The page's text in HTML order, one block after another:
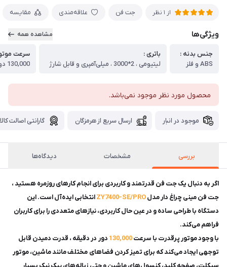
از 1 نظر جت فن علاقه‌مندی مقایسه
ویژگی‌ها مشاهده همه
جنس بدنه :
ABS و فلز
باتری :
لیتیومی ، 2*3000 ، میلی‌آمپری و قابل شارژ
سرعت
130,000 دور در دقیقه
محصول مورد نظر موجود نمی‌باشد.
موجود در انبار ارسال سریع از هرمزگان گارانتی اصالت کالا
بررسی مشخصات دیدگاه‌ها
اگر به دنبال یک جت فن قدرتمند و کاربردی برای انجام کارهای روزمره هستید ،
جت فن مینی چراغ دار مدلZY7400-SE/PROانتخابی ایده‌آل است. این
دستگاه با طراحی ساده و در عین حال کاربردی، نیازهای متعددی را برای کاربران
فراهم می‌کند.
با وجود موتور پرقدرت با سرعت130,000 دور در دقیقه ، قدرت دمیدن قابل
توجهی ایجاد می‌کند که برای تمیز کردن فضاهای مختلف مانند ماشین، موتور